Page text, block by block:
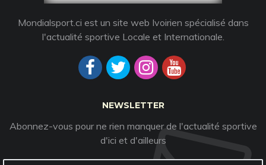
Mondialsport.ci est un site web Ivoirien spécialisé dans
l'actualité sportive Locale et Internationale.
NEWSLETTER
Abonnez-vous pour ne rien manquer de l'actualité sportive
d'ici et d'ailleurs